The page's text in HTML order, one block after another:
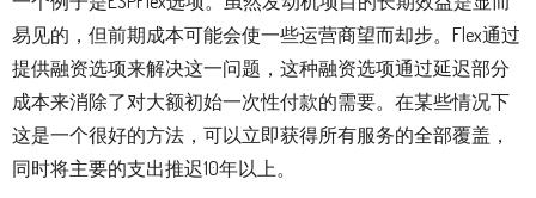
易见的，但前期成本可能会使一些运营商望而却步。Flex通过
提供融资选项来解决这一问题，这种融资选项通过延迟部分
成本来消除了对大额初始一次性付款的需要。在某些情况下
这是一个很好的方法，可以立即获得所有服务的全部覆盖，
同时将主要的支出推迟10年以上。